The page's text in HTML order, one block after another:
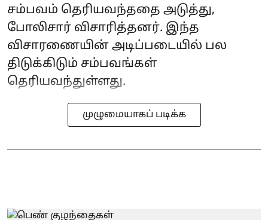
சம்பவம் தெரியவந்ததை அடுத்து,
போலிசார் விசாரித்தனர். இந்த
விசாரணையின் அடிப்படையில் பல
திடுக்கிடும் சம்பவங்கள்
தெரியவந்துள்ளது.
முழுமையாகப் படிக்க